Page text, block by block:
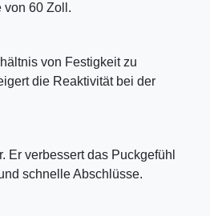
von 60 Zoll.
von Festigkeit zu
die Reaktivität bei der
Er verbessert das Puckgefühl
schnelle Abschlüsse.